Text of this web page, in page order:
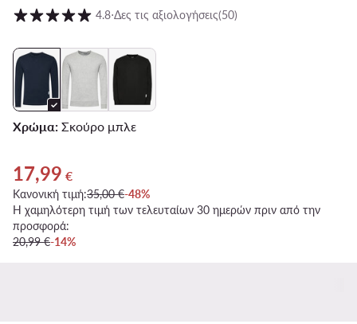
Βαθμολογία πελατών σε κλίμακα 1 έως 5
4.8⋅Δες τις αξιολογήσεις(50)
Χρώμα: Σκούρο μπλε
Τρέχουσα τιμή 17,99 €
17,99 €
Κανονική τιμή:35,00 €-48%
Η χαμηλότερη τιμή των τελευταίων 30 ημερών πριν από την
προσφορά:
20,99 €-14%